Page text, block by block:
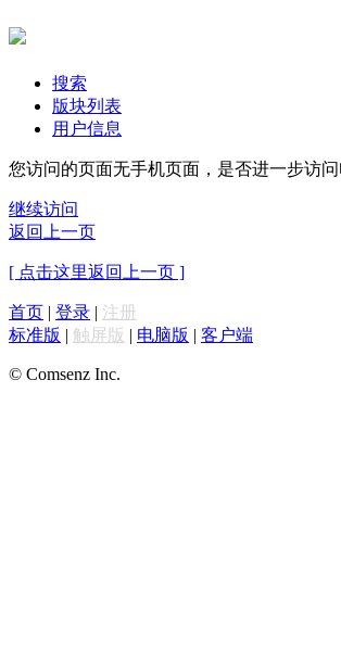
搜索
版块列表
用户信息
您访问的页面无手机页面，是否进一步访问
继续访问
返回上一页
[ 点击这里返回上一页 ]
首页 | 登录 | 注册
标准版 | 触屏版 | 电脑版 | 客户端
© Comsenz Inc.